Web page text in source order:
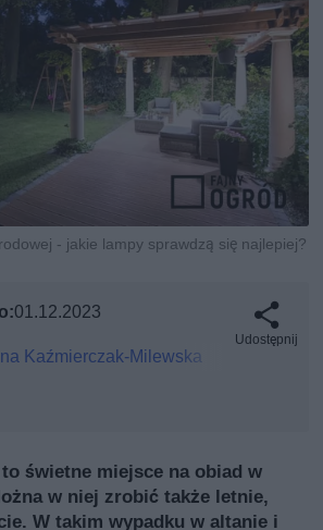
- jakie lampy sprawdzą się najlepiej?
01.12.2023
Kaźmierczak-Milewska
Udostępnij
świetne miejsce na obiad w
w niej zrobić także letnie,
W takim wypadku w altanie i